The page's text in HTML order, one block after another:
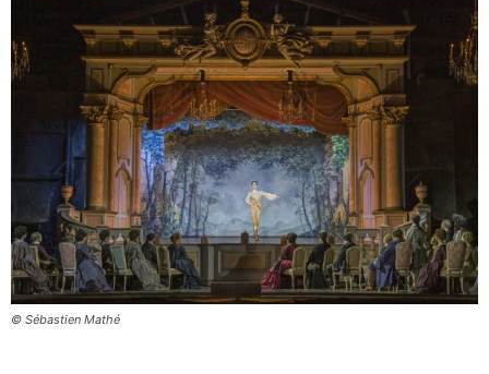
© Sébastien Mathé